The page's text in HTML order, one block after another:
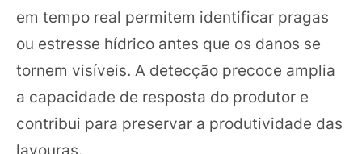
em tempo real permitem identificar pragas
ou estresse hídrico antes que os danos se
tornem visíveis. A detecção precoce amplia
a capacidade de resposta do produtor e
contribui para preservar a produtividade das
lavouras.